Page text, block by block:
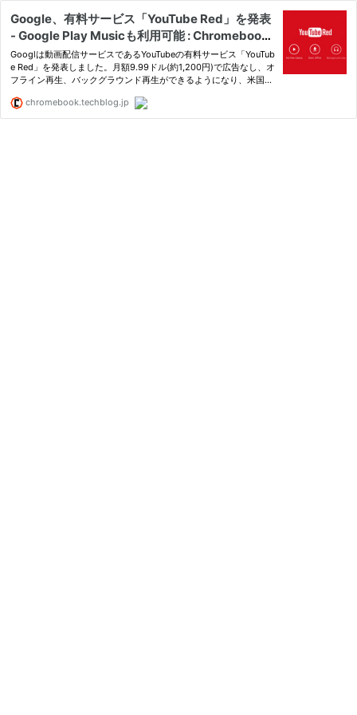
Google、有料サービス「YouTube Red」を発表
- Google Play Musicも利用可能 : Chromebook
活用ブログ
Googlは動画配信サービスであるYouTubeの有料サービス「YouTub
e Red」を発表しました。月額9.99ドル(約1,200円)で広告なし、オ
フライン再生、バックグラウンド再生ができるようになり、米国で
chromebook.techblog.jp